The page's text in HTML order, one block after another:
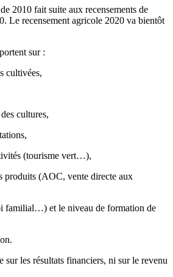
2010 fait suite aux recensements de
Le recensement agricole 2020 va bientôt
sur :
cultivées,
cultures,
(tourisme vert…),
produits (AOC, vente directe aux
familial…) et le niveau de formation de
sur les résultats financiers, ni sur le revenu